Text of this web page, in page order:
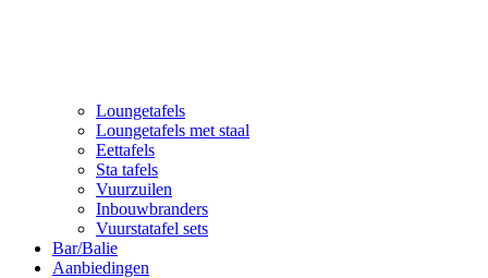
Loungetafels
Loungetafels met staal
Eettafels
Sta tafels
Vuurzuilen
Inbouwbranders
Vuurstatafel sets
Bar/Balie
Aanbiedingen